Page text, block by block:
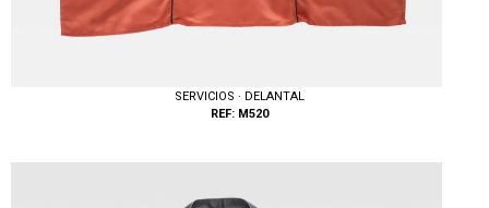
SERVICIOS · DELANTAL
REF: M520